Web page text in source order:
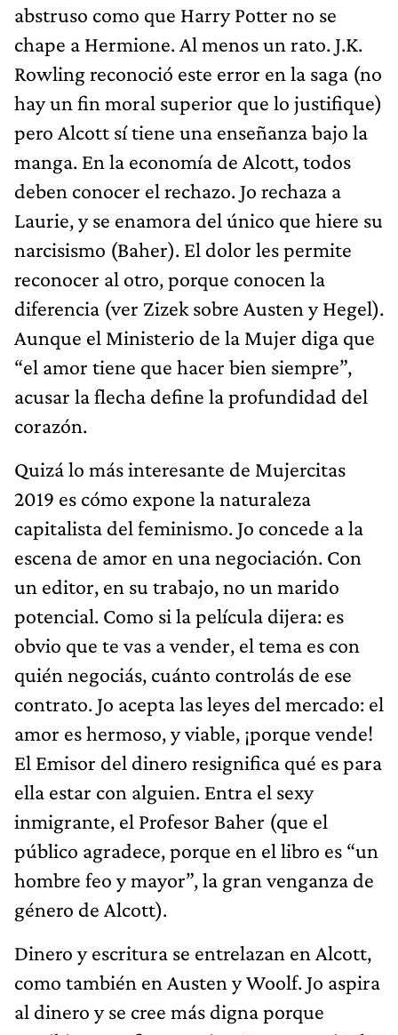
abstruso como que Harry Potter no se
chape a Hermione. Al menos un rato. J.K.
Rowling reconoció este error en la saga (no
hay un fin moral superior que lo justifique)
pero Alcott sí tiene una enseñanza bajo la
manga. En la economía de Alcott, todos
deben conocer el rechazo. Jo rechaza a
Laurie, y se enamora del único que hiere su
narcisismo (Baher). El dolor les permite
reconocer al otro, porque conocen la
diferencia (ver Zizek sobre Austen y Hegel).
Aunque el Ministerio de la Mujer diga que
“el amor tiene que hacer bien siempre”,
acusar la flecha define la profundidad del
corazón.
Quizá lo más interesante de Mujercitas
2019 es cómo expone la naturaleza
capitalista del feminismo. Jo concede a la
escena de amor en una negociación. Con
un editor, en su trabajo, no un marido
potencial. Como si la película dijera: es
obvio que te vas a vender, el tema es con
quién negociás, cuánto controlás de ese
contrato. Jo acepta las leyes del mercado: el
amor es hermoso, y viable, ¡porque vende!
El Emisor del dinero resignifica qué es para
ella estar con alguien. Entra el sexy
inmigrante, el Profesor Baher (que el
público agradece, porque en el libro es “un
hombre feo y mayor”, la gran venganza de
género de Alcott).
Dinero y escritura se entrelazan en Alcott,
como también en Austen y Woolf. Jo aspira
al dinero y se cree más digna porque